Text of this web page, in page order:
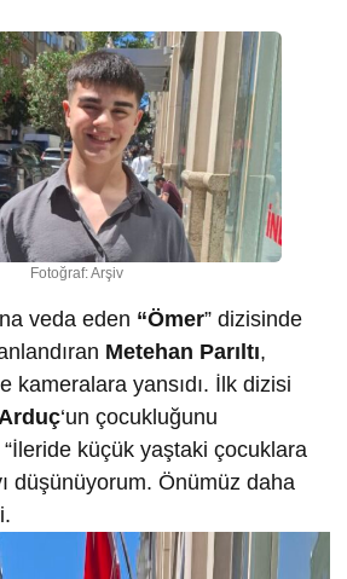
Fotoğraf: Arşiv
veda eden “Ömer” dizisinde
Metehan Parıltı,
kameralara yansıdı. İlk dizisi
‘un çocukluğunu
“İleride küçük yaştaki çocuklara
düşünüyorum. Önümüz daha